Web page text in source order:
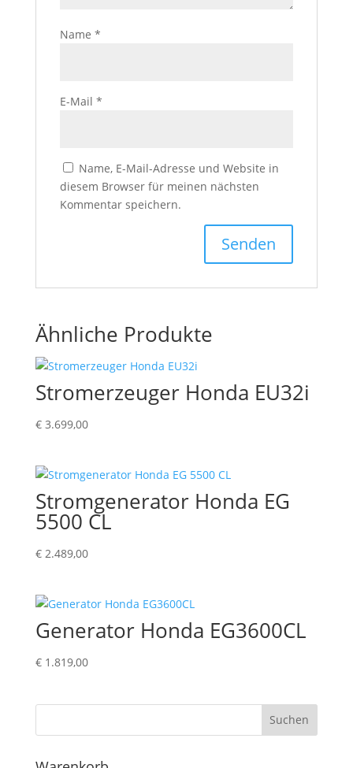
Name *
E-Mail *
Name, E-Mail-Adresse und Website in
diesem Browser für meinen nächsten
Kommentar speichern.
Ähnliche Produkte
Stromerzeuger Honda EU32i
€3.699,00
Stromgenerator Honda EG
5500 CL
€2.489,00
Generator Honda EG3600CL
€1.819,00
Suchen